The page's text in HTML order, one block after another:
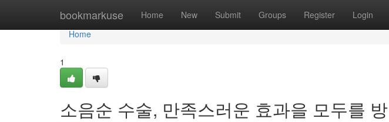
bookmarkuse Home New Submit Groups Register Login
Home
Home
1
소음순 수술, 만족스러운 효과을 모두를